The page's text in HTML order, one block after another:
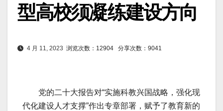
型高校须凝练建设方向
4 月 11, 2023 浏览次数：12904 分享次数：9041
党的二十大报告对“实施科教兴国战略，强化现
代化建设人才支撑”作出专章部署，赋予了教育新的